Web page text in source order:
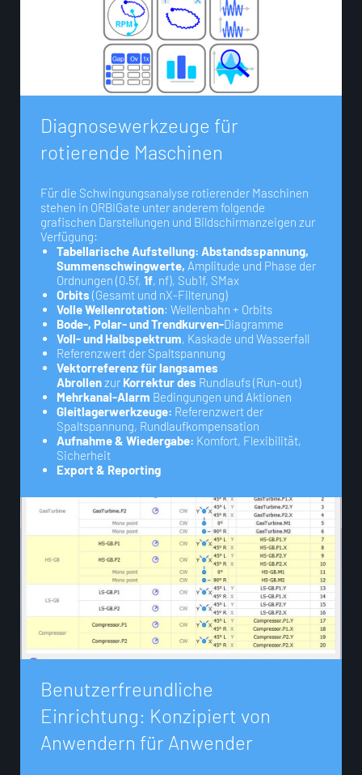
Diagnosewerkzeuge für
rotierende Maschinen
Für die Schwingungsanalyse rotierender Maschinen
stehen in ORBIGate unter anderem folgende
grafischen Darstellungen und Bildschirmanzeigen zur
Verfügung:
Tabellarische Aufstellung: Abstandsspannung,
Summenschwingwerte, Amplitude und Phase der
Ordnungen (0.5f, 1f, nf), Sub1f, SMax
Orbits (Gesamt und nX-Filterung)
Volle Wellenrotation: Wellenbahn + Orbits
Bode-, Polar- und Trendkurven-Diagramme
Voll- und Halbspektrum, Kaskade und Wasserfall
Referenzwert der Spaltspannung
Vektorreferenz für langsames
Abrollenzur Korrektur des Rundlaufs (Run-out)
Mehrkanal-Alarm Bedingungen und Aktionen
Gleitlagerwerkzeuge: Referenzwert der
Spaltspannung, Rundlaufkompensation
Aufnahme & Wiedergabe: Komfort, Flexibilität,
Sicherheit
Export & Reporting
Benutzerfreundliche
Einrichtung: Konzipiert von
Anwendern für Anwender